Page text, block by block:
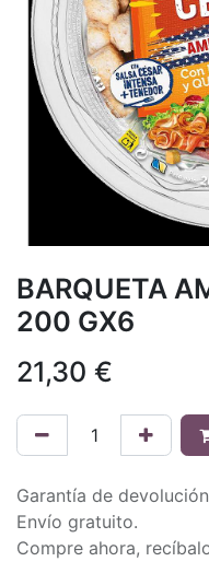
BARQUETA
200 GX6
21,30 €
Garantía de
Envío gratuito.
Compre ahora,